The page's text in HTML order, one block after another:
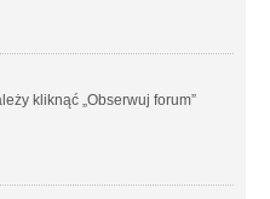
kliknąć „Obserwuj forum”